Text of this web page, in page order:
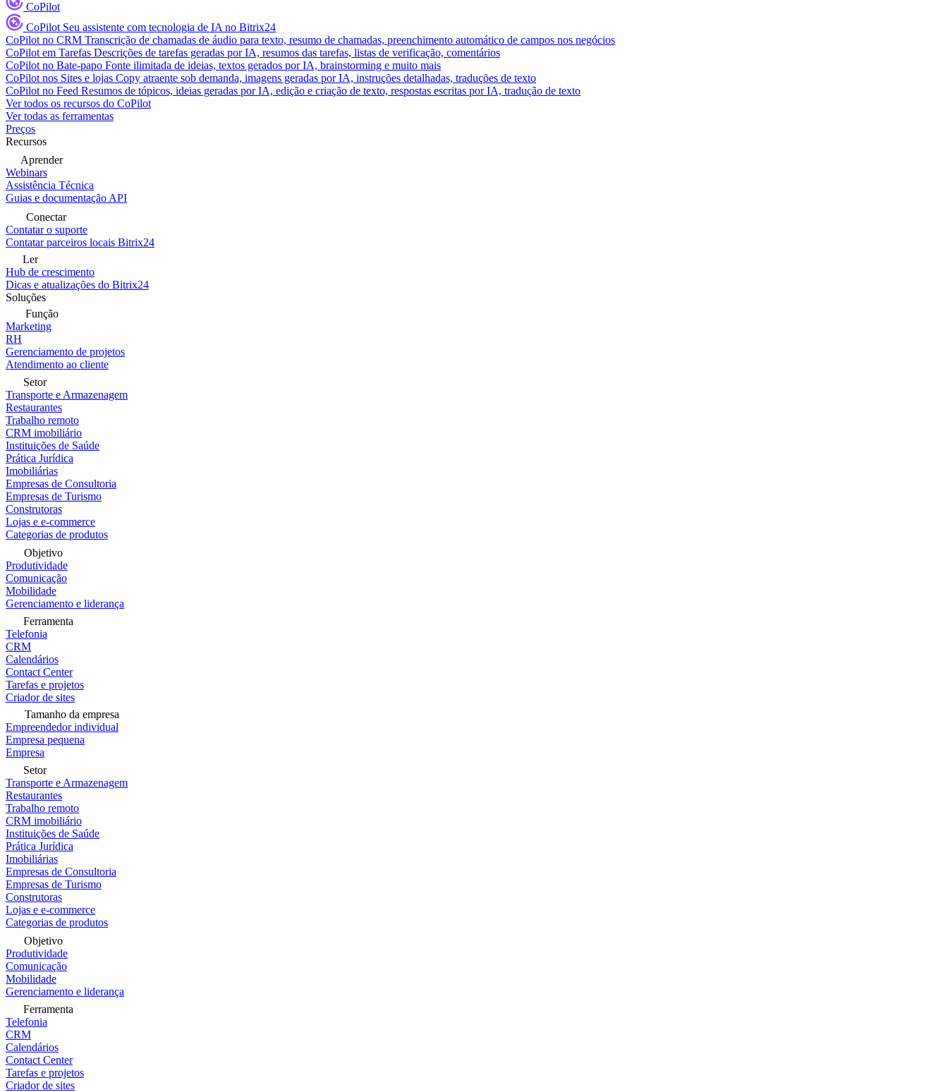
CoPilot
CoPilot Seu assistente com tecnologia de IA no Bitrix24
CoPilot no CRM Transcrição de chamadas de áudio para texto, resumo de chamadas, preenchimento automático de campos nos negócios
CoPilot em Tarefas Descrições de tarefas geradas por IA, resumos das tarefas, listas de verificação, comentários
CoPilot no Bate-papo Fonte ilimitada de ideias, textos gerados por IA, brainstorming e muito mais
CoPilot nos Sites e lojas Copy atraente sob demanda, imagens geradas por IA, instruções detalhadas, traduções de texto
CoPilot no Feed Resumos de tópicos, ideias geradas por IA, edição e criação de texto, respostas escritas por IA, tradução de texto
Ver todos os recursos do CoPilot
Ver todas as ferramentas
Preços
Recursos
Aprender
Webinars
Assistência Técnica
Guias e documentação API
Conectar
Contatar o suporte
Contatar parceiros locais Bitrix24
Ler
Hub de crescimento
Dicas e atualizações do Bitrix24
Soluções
Função
Marketing
RH
Gerenciamento de projetos
Atendimento ao cliente
Setor
Transporte e Armazenagem
Restaurantes
Trabalho remoto
CRM imobiliário
Instituições de Saúde
Prática Jurídica
Imobiliárias
Empresas de Consultoria
Empresas de Turismo
Construtoras
Lojas e e-commerce
Categorias de produtos
Objetivo
Produtividade
Comunicação
Mobilidade
Gerenciamento e liderança
Ferramenta
Telefonia
CRM
Calendários
Contact Center
Tarefas e projetos
Criador de sites
Tamanho da empresa
Empreendedor individual
Empresa pequena
Empresa
Setor
Transporte e Armazenagem
Restaurantes
Trabalho remoto
CRM imobiliário
Instituições de Saúde
Prática Jurídica
Imobiliárias
Empresas de Consultoria
Empresas de Turismo
Construtoras
Lojas e e-commerce
Categorias de produtos
Objetivo
Produtividade
Comunicação
Mobilidade
Gerenciamento e liderança
Ferramenta
Telefonia
CRM
Calendários
Contact Center
Tarefas e projetos
Criador de sites